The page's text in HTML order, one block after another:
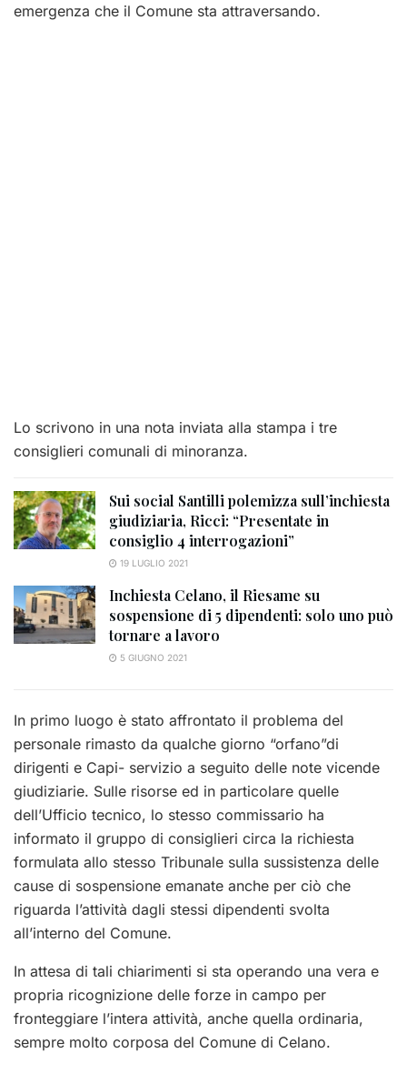
emergenza che il Comune sta attraversando.
Lo scrivono in una nota inviata alla stampa i tre
consiglieri comunali di minoranza.
Sui social Santilli polemizza sull’inchiesta
giudiziaria, Ricci: “Presentate in
consiglio 4 interrogazioni”
19 LUGLIO 2021
Inchiesta Celano, il Riesame su
sospensione di 5 dipendenti: solo uno può
tornare a lavoro
5 GIUGNO 2021
In primo luogo è stato affrontato il problema del
personale rimasto da qualche giorno “orfano”di
dirigenti e Capi- servizio a seguito delle note vicende
giudiziarie. Sulle risorse ed in particolare quelle
dell’Ufficio tecnico, lo stesso commissario ha
informato il gruppo di consiglieri circa la richiesta
formulata allo stesso Tribunale sulla sussistenza delle
cause di sospensione emanate anche per ciò che
riguarda l’attività dagli stessi dipendenti svolta
all’interno del Comune.
In attesa di tali chiarimenti si sta operando una vera e
propria ricognizione delle forze in campo per
fronteggiare l’intera attività, anche quella ordinaria,
sempre molto corposa del Comune di Celano.